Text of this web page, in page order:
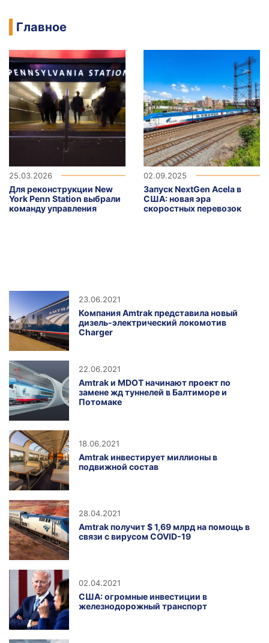
Главное
25.03.2026
Для реконструкции New
York Penn Station выбрали
команду управления
02.09.2025
Запуск NextGen Acela в
США: новая эра
скоростных перевозок
23.06.2021
Компания Amtrak представила новый
дизель-электрический локомотив
Charger
22.06.2021
Amtrak и MDOT начинают проект по
замене жд туннелей в Балтиморе и
Потомаке
18.06.2021
Amtrak инвестирует миллионы в
подвижной состав
28.04.2021
Amtrak получит $ 1,69 млрд на помощь в
связи с вирусом COVID-19
02.04.2021
США: огромные инвестиции в
железнодорожный транспорт